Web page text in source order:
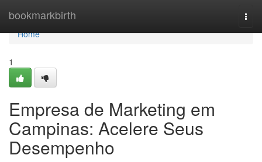
bookmarkbirth
Home
Home
1
Empresa de Marketing em
Campinas: Acelere Seus
Desempenho